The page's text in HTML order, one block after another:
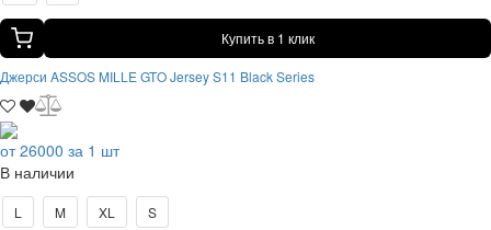
Купить в 1 клик
Джерси ASSOS MILLE GTO Jersey S11 Black Series
от 26000 за 1 шт
В наличии
L M XL S